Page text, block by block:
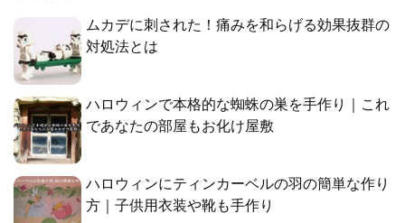
ムカデに刺された！痛みを和らげる効果抜群の
対処法とは
ハロウィンで本格的な蜘蛛の巣を手作り｜これ
であなたの部屋もお化け屋敷
ハロウィンにティンカーベルの羽の簡単な作り
方｜子供用衣装や靴も手作り